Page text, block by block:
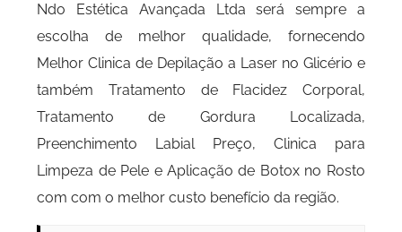
Ndo Estética Avançada Ltda será sempre a
escolha de melhor qualidade, fornecendo
Melhor Clinica de Depilação a Laser no Glicério e
também Tratamento de Flacidez Corporal,
Tratamento de Gordura Localizada,
Preenchimento Labial Preço, Clinica para
Limpeza de Pele e Aplicação de Botox no Rosto
com com o melhor custo benefício da região.